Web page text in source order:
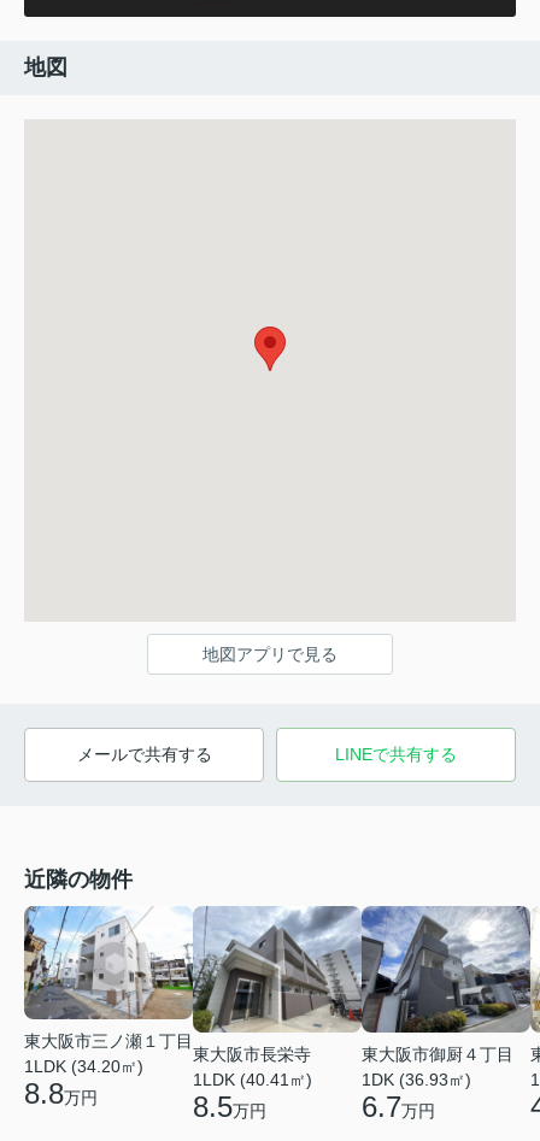
地図
地図アプリで見る
メールで共有する LINEで共有する
近隣の物件
東大阪市三ノ瀬１丁目
1LDK (34.20㎡)
8.8万円
東大阪市長栄寺
1LDK (40.41㎡)
8.5万円
東大阪市御厨４丁目
1DK (36.93㎡)
6.7万円